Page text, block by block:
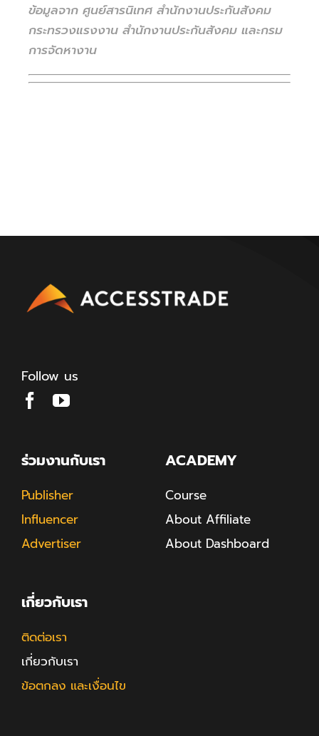
ข้อมูลจาก ศูนย์สารนิเทศ สำนักงานประกันสังคม
กระทรวงแรงงาน สำนักงานประกันสังคม และกรม
การจัดหางาน
Follow us
ร่วมงานกับเรา
Publisher
Influencer
Advertiser
ACADEMY
Course
About Affiliate
About Dashboard
เกี่ยวกับเรา
ติดต่อเรา
เกี่ยวกับเรา
ข้อตกลง และเงื่อนไข